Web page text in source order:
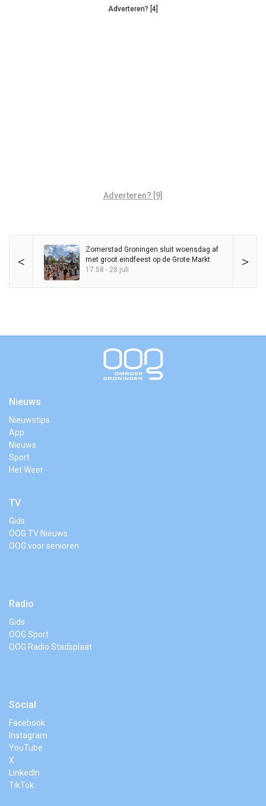
Adverteren? [4]
Adverteren? [9]
< >
Zomerstad Groningen sluit woensdag af
met groot eindfeest op de Grote Markt
17:58 - 28 juli
Nieuws
Nieuwstips
App
Nieuws
Sport
Het Weer
TV
Gids
OOG TV Nieuws
OOG voor senioren
Radio
Gids
OOG Sport
OOG Radio Stadsplaat
Social
Facebook
Instagram
YouTube
X
LinkedIn
TikTok